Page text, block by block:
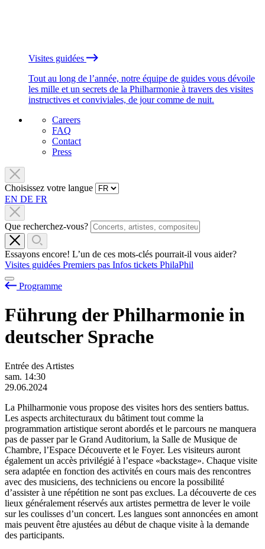
Visites guidées
Tout au long de l’année, notre équipe de guides vous dévoile
les mille et un secrets de la Philharmonie à travers des visites
instructives et conviviales, de jour comme de nuit.
Careers
FAQ
Contact
Press
Choisissez votre langue
EN DE FR
Que recherchez-vous?
Essayons encore! L’un de ces mots-clés pourrait-il vous aider?
Visites guidées Premiers pas Infos tickets PhilaPhil
Programme
Führung der Philharmonie in
deutscher Sprache
Entrée des Artistes
sam. 14:30
29.06.2024
La Philharmonie vous propose des visites hors des sentiers battus.
Les aspects architecturaux du bâtiment tout comme la
programmation artistique seront abordés et le parcours ne manquera
pas de passer par le Grand Auditorium, la Salle de Musique de
Chambre, l’Espace Découverte et le Foyer. Les visiteurs auront
également un accès privilégié à l’espace «backstage». Chaque visite
sera adaptée en fonction des activités en cours mais des rencontres
avec des musiciens, des techniciens ou encore la possibilité
d’assister à une répétition ne sont pas exclues. La découverte de ces
lieux généralement réservés aux artistes permettra de lever le voile
sur les coulisses d’un concert. Les langues sont annoncées en amont
mais peuvent être ajustées au début de chaque visite à la demande
des participants.